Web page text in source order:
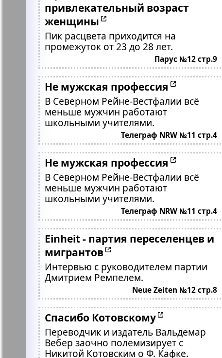
привлекательный возраст
женщины
Пик расцвета приходится на
промежуток от 23 до 28 лет.
Парус №12 стр.9
Не мужская профессия
В Северном Рейне-Вестфалии всё
меньше мужчин работают
школьными учителями.
Телеграф NRW №11 стр.4
Не мужская профессия
В Северном Рейне-Вестфалии всё
меньше мужчин работают
школьными учителями.
Телеграф NRW №11 стр.4
Einheit - партия переселенцев и
мигрантов
Интервью с руководителем партии
Дмитрием Ремпелем.
Neue Zeiten №12 стр.8
Спасибо Котовскому
Переводчик и издатель Вальдемар
Вебер заочно полемизирует с
Никитой Котовским о Ф. Кафке.